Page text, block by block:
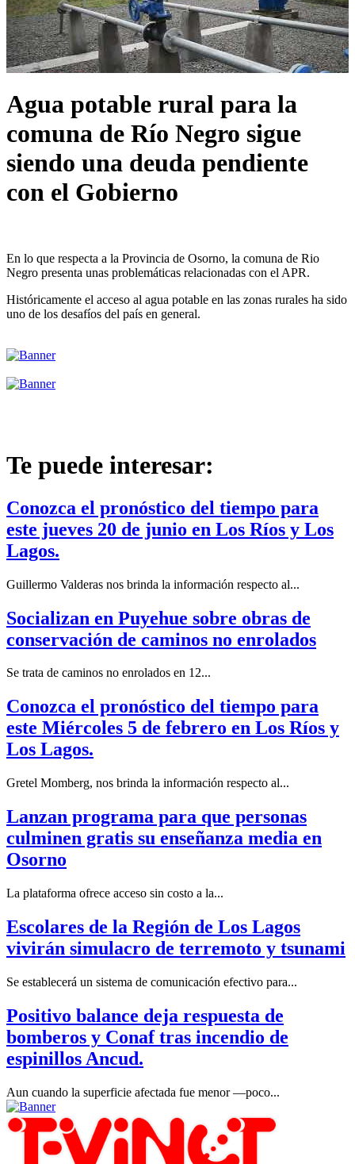
Agua potable rural para la
comuna de Río Negro sigue
siendo una deuda pendiente
con el Gobierno
En lo que respecta a la Provincia de Osorno, la comuna de Rio
Negro presenta unas problemáticas relacionadas con el APR.
Históricamente el acceso al agua potable en las zonas rurales ha sido
uno de los desafíos del país en general.
Te puede interesar:
Conozca el pronóstico del tiempo para
este jueves 20 de junio en Los Ríos y Los
Lagos.
Guillermo Valderas nos brinda la información respecto al...
Socializan en Puyehue sobre obras de
conservación de caminos no enrolados
Se trata de caminos no enrolados en 12...
Conozca el pronóstico del tiempo para
este Miércoles 5 de febrero en Los Ríos y
Los Lagos.
Gretel Momberg, nos brinda la información respecto al...
Lanzan programa para que personas
culminen gratis su enseñanza media en
Osorno
La plataforma ofrece acceso sin costo a la...
Escolares de la Región de Los Lagos
vivirán simulacro de terremoto y tsunami
Se establecerá un sistema de comunicación efectivo para...
Positivo balance deja respuesta de
bomberos y Conaf tras incendio de
espinillos Ancud.
Aun cuando la superficie afectada fue menor —poco...